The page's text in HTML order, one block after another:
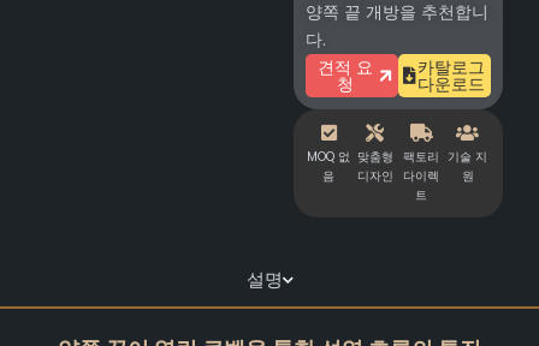
양쪽 끝 개방을 추천합니
다.
견적 요
청
카탈로그
다운로드
MOQ 없
음
맞춤형
디자인
팩토리
다이렉
트
기술 지
원
설명